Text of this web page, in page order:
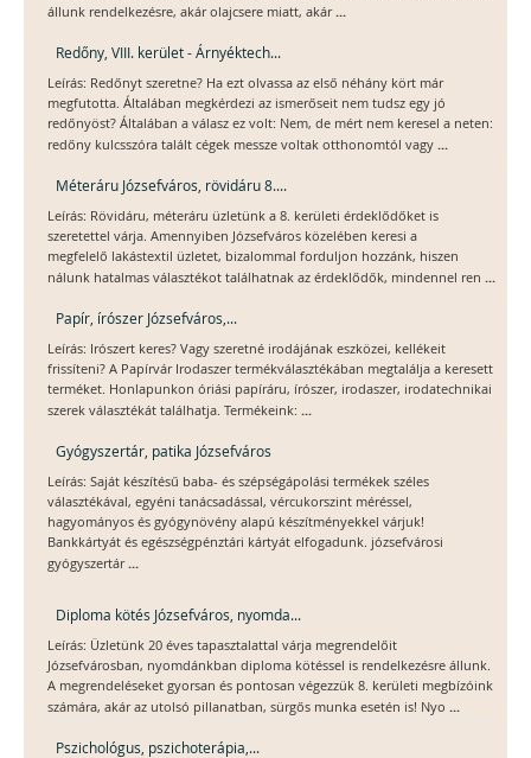
állunk rendelkezésre, akár olajcsere miatt, akár ...
Redőny, VIII. kerület - Árnyéktech...
Leírás: Redőnyt szeretne? Ha ezt olvassa az első néhány kört már
megfutotta. Általában megkérdezi az ismerőseit nem tudsz egy jó
redőnyöst? Általában a válasz ez volt: Nem, de mért nem keresel a neten:
redőny kulcsszóra talált cégek messze voltak otthonomtól vagy ...
Méteráru Józsefváros, rövidáru 8....
Leírás: Rövidáru, méteráru üzletünk a 8. kerületi érdeklődőket is
szeretettel várja. Amennyiben Józsefváros közelében keresi a
megfelelő lakástextil üzletet, bizalommal forduljon hozzánk, hiszen
nálunk hatalmas választékot találhatnak az érdeklődők, mindennel ren ...
Papír, írószer Józsefváros,...
Leírás: Irószert keres? Vagy szeretné irodájának eszközei, kellékeit
frissíteni? A Papírvár Irodaszer termékválasztékában megtalálja a keresett
terméket. Honlapunkon óriási papíráru, írószer, irodaszer, irodatechnikai
szerek választékát találhatja. Termékeink: ...
Gyógyszertár, patika Józsefváros
Leírás: Saját készítésű baba- és szépségápolási termékek széles
választékával, egyéni tanácsadással, vércukorszint méréssel,
hagyományos és gyógynövény alapú készítményekkel várjuk!
Bankkártyát és egészségpénztári kártyát elfogadunk. józsefvárosi
gyógyszertár ...
Diploma kötés Józsefváros, nyomda...
Leírás: Üzletünk 20 éves tapasztalattal várja megrendelőit
Józsefvárosban, nyomdánkban diploma kötéssel is rendelkezésre állunk.
A megrendeléseket gyorsan és pontosan végezzük 8. kerületi megbízóink
számára, akár az utolsó pillanatban, sürgős munka esetén is! Nyo ...
Pszichológus, pszichoterápia,...